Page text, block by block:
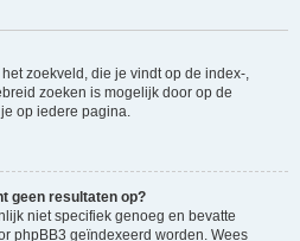
zoekveld, die je vindt op de index-,
zoeken is mogelijk door op de
op iedere pagina.
geen resultaten op?
niet specifiek genoeg en bevatte
phpBB3 geïndexeerd worden. Wees